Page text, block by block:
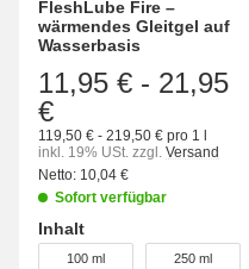
FleshLube Fire –
wärmendes Gleitgel auf
Wasserbasis
11,95 € - 21,95
€
119,50 € - 219,50 € pro 1 l
inkl. 19% USt. zzgl. Versand
Netto: 10,04 €
Sofort verfügbar
Inhalt
wählen
100 ml 250 ml